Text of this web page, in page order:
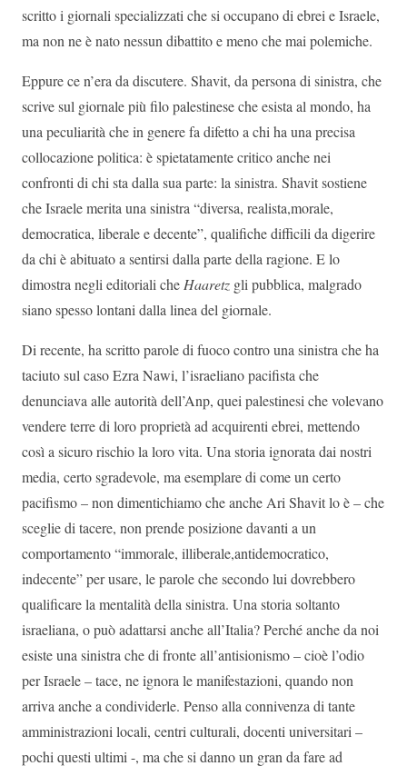
scritto i giornali specializzati che si occupano di ebrei e Israele,
ma non ne è nato nessun dibattito e meno che mai polemiche.
Eppure ce n’era da discutere. Shavit, da persona di sinistra, che
scrive sul giornale più filo palestinese che esista al mondo, ha
una peculiarità che in genere fa difetto a chi ha una precisa
collocazione politica: è spietatamente critico anche nei
confronti di chi sta dalla sua parte: la sinistra. Shavit sostiene
che Israele merita una sinistra “diversa, realista,morale,
democratica, liberale e decente”, qualifiche difficili da digerire
da chi è abituato a sentirsi dalla parte della ragione. E lo
dimostra negli editoriali che Haaretz gli pubblica, malgrado
siano spesso lontani dalla linea del giornale.
Di recente, ha scritto parole di fuoco contro una sinistra che ha
taciuto sul caso Ezra Nawi, l’israeliano pacifista che
denunciava alle autorità dell’Anp, quei palestinesi che volevano
vendere terre di loro proprietà ad acquirenti ebrei, mettendo
così a sicuro rischio la loro vita. Una storia ignorata dai nostri
media, certo sgradevole, ma esemplare di come un certo
pacifismo – non dimentichiamo che anche Ari Shavit lo è – che
sceglie di tacere, non prende posizione davanti a un
comportamento “immorale, illiberale,antidemocratico,
indecente” per usare, le parole che secondo lui dovrebbero
qualificare la mentalità della sinistra. Una storia soltanto
israeliana, o può adattarsi anche all’Italia? Perché anche da noi
esiste una sinistra che di fronte all’antisionismo – cioè l’odio
per Israele – tace, ne ignora le manifestazioni, quando non
arriva anche a condividerle. Penso alla connivenza di tante
amministrazioni locali, centri culturali, docenti universitari –
pochi questi ultimi -, ma che si danno un gran da fare ad